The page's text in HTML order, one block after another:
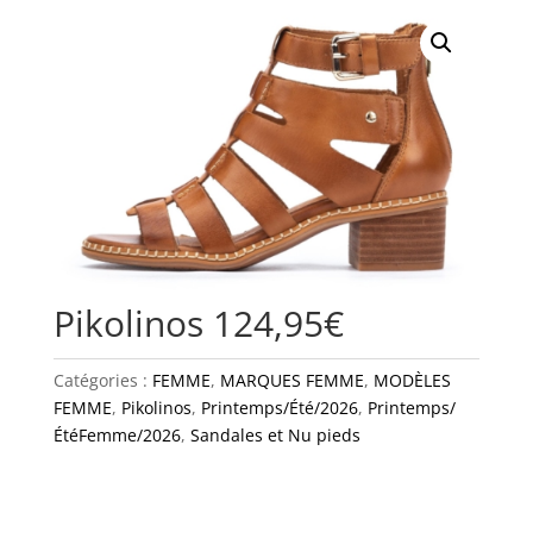
Pikolinos 124,95€
Catégories : FEMME, MARQUES FEMME, MODÈLES
FEMME, Pikolinos, Printemps/Été/2026, Printemps/
ÉtéFemme/2026, Sandales et Nu pieds